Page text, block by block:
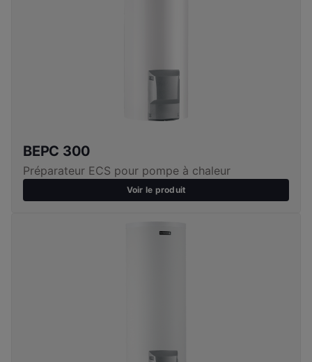
BEPC 300
Préparateur ECS pour pompe à chaleur
Voir le produit